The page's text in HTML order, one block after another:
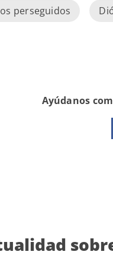
perseguidos
Ayúdanos